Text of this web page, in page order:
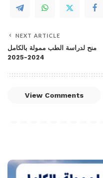
NEXT ARTICLE
منح لدراسة الطب ممولة بالكامل
2024-2025
View Comments